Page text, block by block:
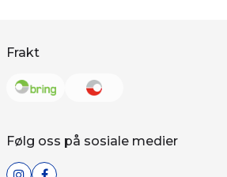
Frakt
Følg oss på sosiale medier